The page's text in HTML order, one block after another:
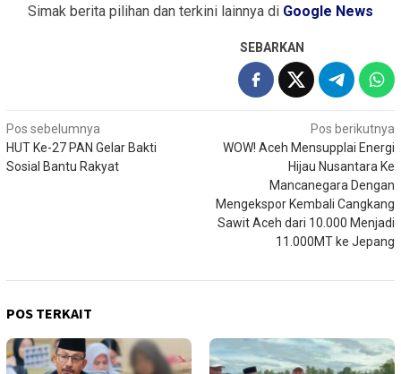
Simak berita pilihan dan terkini lainnya di Google News
SEBARKAN
Navigasi
pos
Pos sebelumnya
HUT Ke-27 PAN Gelar Bakti
Sosial Bantu Rakyat
Pos berikutnya
WOW! Aceh Mensupplai Energi
Hijau Nusantara Ke
Mancanegara Dengan
Mengekspor Kembali Cangkang
Sawit Aceh dari 10.000 Menjadi
11.000MT ke Jepang
POS TERKAIT